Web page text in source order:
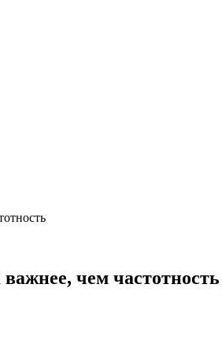
чем частотность